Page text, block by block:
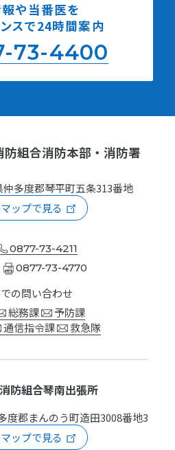
や当番医を
スで24時間案内
73-4400
防組合消防本部 ・消防署
仲多度郡琴平町五条313番地
ップで見る
0877-73-4211
0877-73-4770
の問い合わせ
総務課
予防課
通信指令課 救急隊
防組合琴南出張所
度郡まんのう町造田3008番地3
ップで見る